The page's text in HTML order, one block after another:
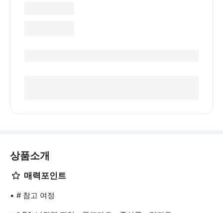
상품소개
매력포인트
# 참고 여정